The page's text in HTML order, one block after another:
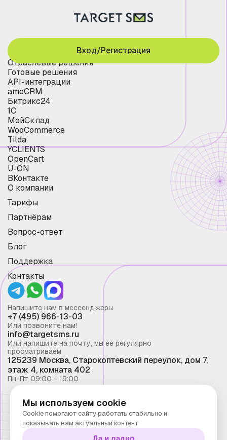
Отраслевые решения
Готовые решения
API-интеграции
amoCRM
Битрикс24
1С
МойСклад
WooCommerce
Tilda
YCLIENTS
OpenCart
U-ON
ВКонтакте
О компании
Тарифы
Партнёрам
Вопрос-ответ
Блог
Поддержка
Контакты
Вход/Регистрация
Напишите нам в мессенджеры
+7 (495) 966-13-03
Или позвоните нам!
info@targetsms.ru
Или напишите на почту, мы ее регулярно
просматриваем
125239 Москва, Старокоптевский переулок, дом 7,
этаж 4, комната 402
Пн-Пт 09:00 - 19:00
Смс рассылка 2026 ©
Запрещено копирование материалов сайта без
письменного разрешения ООО "Таргет Телеком"
Мы используем cookie
Cookie помогают сайту работать стабильно и
показывать вам актуальный контент
Да и ладно